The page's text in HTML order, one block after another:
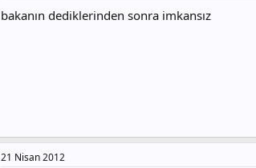
bakanın dediklerinden sonra imkansız
21 Nisan 2012